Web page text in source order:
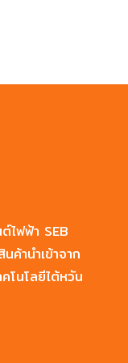
ไฟฟ้า SEB
ค้านำเข้าจาก
โนโลยีไต้หวัน